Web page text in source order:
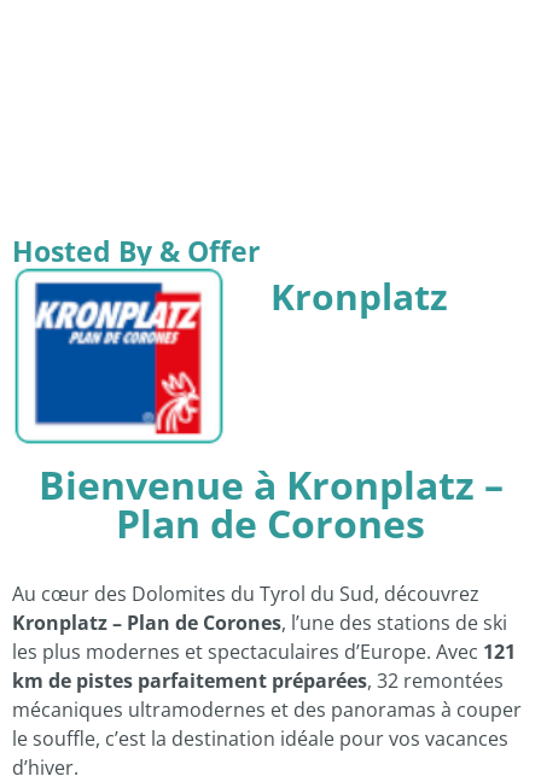
Hosted By & Offer
Kronplatz
Bienvenue à Kronplatz –
Plan de Corones
Au cœur des Dolomites du Tyrol du Sud, découvrez
Kronplatz – Plan de Corones, l’une des stations de ski
les plus modernes et spectaculaires d’Europe. Avec 121
km de pistes parfaitement préparées, 32 remontées
mécaniques ultramodernes et des panoramas à couper
le souffle, c’est la destination idéale pour vos vacances
d’hiver.